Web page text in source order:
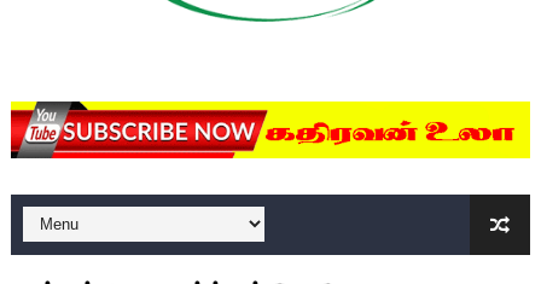
யாழில் தமிழின தலைவர் பிரபாகரனின் பிறந்தநாளை
ஏர்போர்ட்டில் உதைத்த நபர் யார், என்ன நடந்தது?: உண்மையை
சீனா இலங்கையிடம் 8 மில்லியன் அமெரிக்க டொலர் நட்டஈடு
01/11/2021 Scotland ல் நடைபெறும் கண்டனப்